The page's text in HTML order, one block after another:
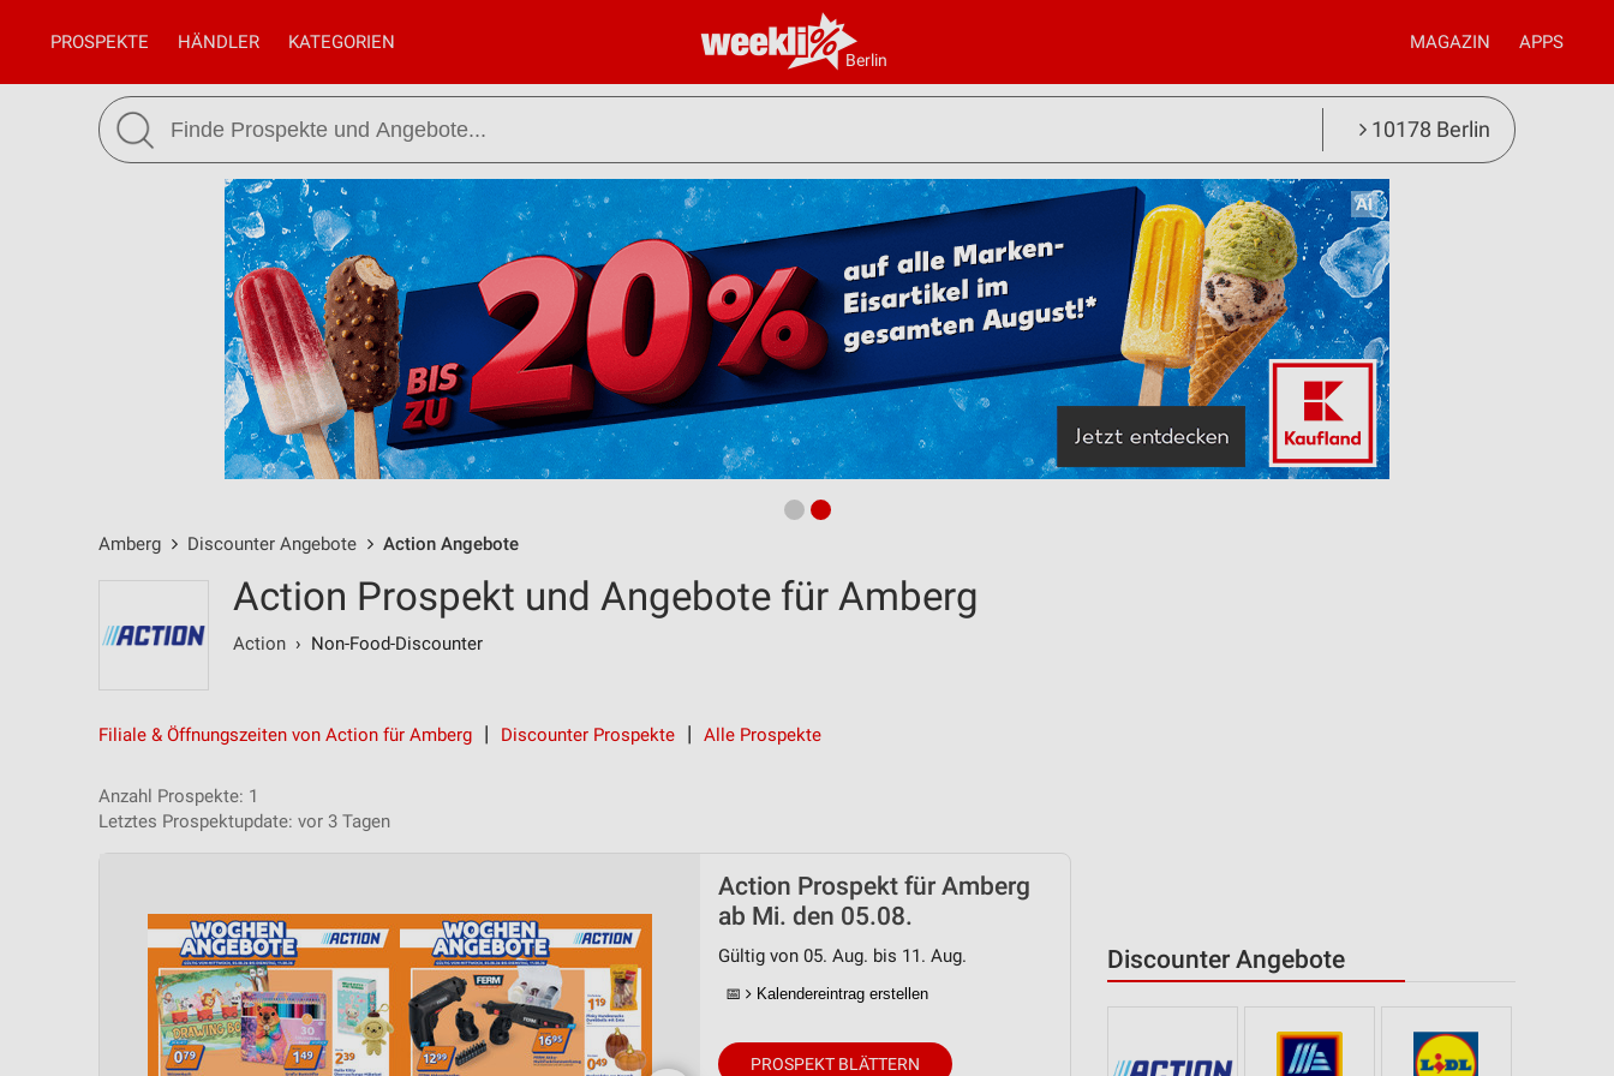
Berlin
PROSPEKTE HÄNDLER KATEGORIEN MAGAZIN APPS
10178 Berlin
Amberg Discounter Angebote Action Angebote
Discounter Angebote
Action Prospekt und Angebote für Amberg
Action › Non-Food-Discounter
Filiale & Öffnungszeiten von Action für Amberg Discounter Prospekte Alle Prospekte
Anzahl Prospekte: 1
Letztes Prospektupdate: vor 3 Tagen
Action Prospekt für Amberg
ab Mi. den 05.08.
Gültig von 05. Aug. bis 11. Aug.
📅 Kalendereintrag erstellen
PROSPEKT BLÄTTERN